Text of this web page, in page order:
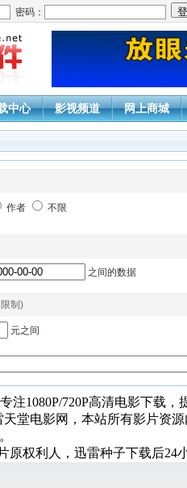
密码：
中心 影视频道 网上商城
作者 不限
之间的数据
制)
元之间
专注1080P/720P高清电影下载
天堂电影网，本站所有影片资
原权利人，迅雷种子下载后